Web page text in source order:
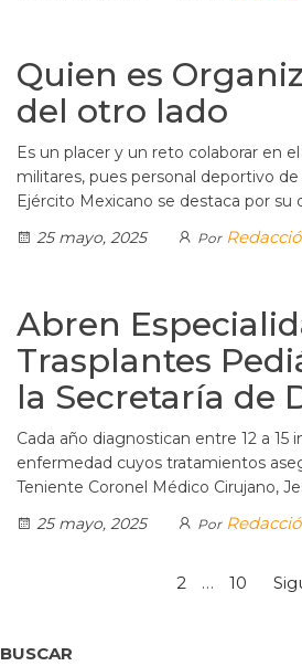
Quien es
del otro lado
Es un placer y un reto colaborar en
militares, pues personal deportivo
Ejército Mexicano se destaca por su
25 mayo, 2025
Por
Abren
Trasplantes
la Secretaría de
Cada año diagnostican entre 12 a 15
enfermedad cuyos tratamientos
Teniente Coronel Médico Cirujano,
25 mayo, 2025
Por
2 … 10
BUSCAR